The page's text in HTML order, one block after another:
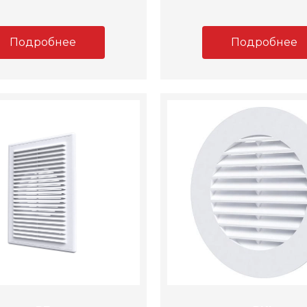
Подробнее Подробнее